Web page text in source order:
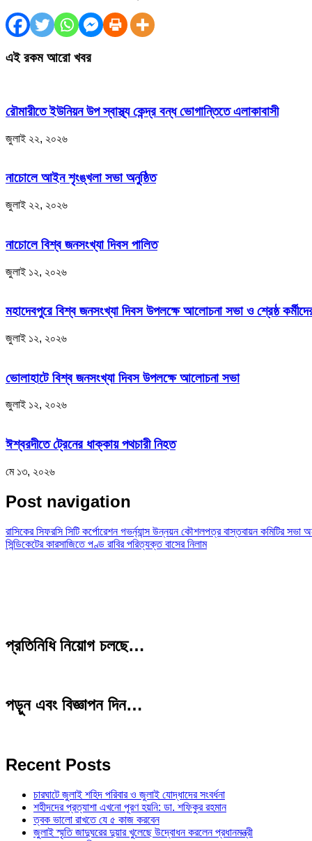
এই রকম আরো খবর
রৌমারীতে ইউনিয়ন উপ স্বাস্থ্য কেন্দ্র বন্ধ ভোগান্তিতে এলাকাবাসী
জুলাই ২২, ২০২৬
নাচোলে আইন শৃংঙ্খলা সভা অনুষ্ঠিত
জুলাই ২২, ২০২৬
নাচোলে বিশ্ব জনসংখ্যা দিবস পালিত
জুলাই ১২, ২০২৬
মহাদেবপুরে বিশ্ব জনসংখ্যা দিবস উপলক্ষে আলোচনা সভা ও শ্রেষ্ঠ
জুলাই ১২, ২০২৬
ভোলাহাটে বিশ্ব জনসংখ্যা দিবস উপলক্ষে আলোচনা সভা
জুলাই ১২, ২০২৬
ঈশ্বরদীতে ট্রেনের ধাক্কায় পথচারী নিহত
মে ১৩, ২০২৬
Post navigation
রাসিকের সিফরসি সিটি কর্পোরেশন গভর্ন্যান্স উন্নয়ন কৌশলপত্র বাস্তবায়ন কমিটির সভা
সিন্ডিকেটের কারসাজিতে পণ্ড রাবির পরিত্যক্ত বাসের নিলাম
প্রতিনিধি নিয়োগ চলছে…
পড়ুন এবং বিজ্ঞাপন দিন…
Recent Posts
চারঘাটে জুলাই শহিদ পরিবার ও জুলাই যোদ্ধাদের সংবর্ধনা
শহীদদের প্রত্যাশা এখনো পূরণ হয়নি: ডা. শফিকুর রহমান
ত্বক ভালো রাখতে যে ৫ কাজ করবেন
জুলাই স্মৃতি জাদুঘরের দুয়ার খুলেছে উদ্বোধন করলেন প্রধানমন্ত্রী